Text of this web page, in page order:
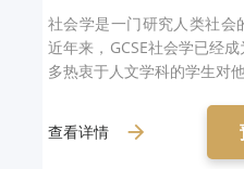
社会学是一门研究人类社会
近年来，GCSE社会学已经
多热衷于人文学科的学生对
查看详情